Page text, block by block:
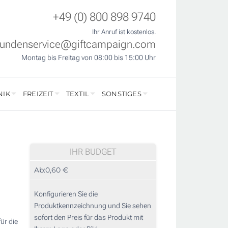
+49 (0) 800 898 9740
Ihr Anruf ist kostenlos.
Montag bis Freitag von 08:00 bis 15:00 Uhr
FREIZEIT TEXTIL SONSTIGES
die
IHR BUDGET
Ab:0,60 €
Konfigurieren Sie die
Produktkennzeichnung und Sie sehen
sofort den Preis für das Produkt mit